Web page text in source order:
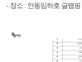
- 장소 : 안동임하호 글램핑